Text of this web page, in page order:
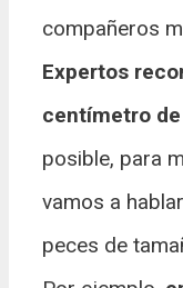
compañeros
Expertos
centímetro
posible, para
vamos a
peces de